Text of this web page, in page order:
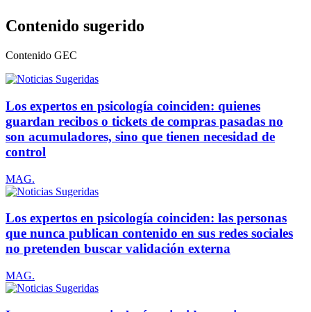
Contenido sugerido
Contenido GEC
Los expertos en psicología coinciden: quienes
guardan recibos o tickets de compras pasadas no
son acumuladores, sino que tienen necesidad de
control
MAG.
Los expertos en psicología coinciden: las personas
que nunca publican contenido en sus redes sociales
no pretenden buscar validación externa
MAG.